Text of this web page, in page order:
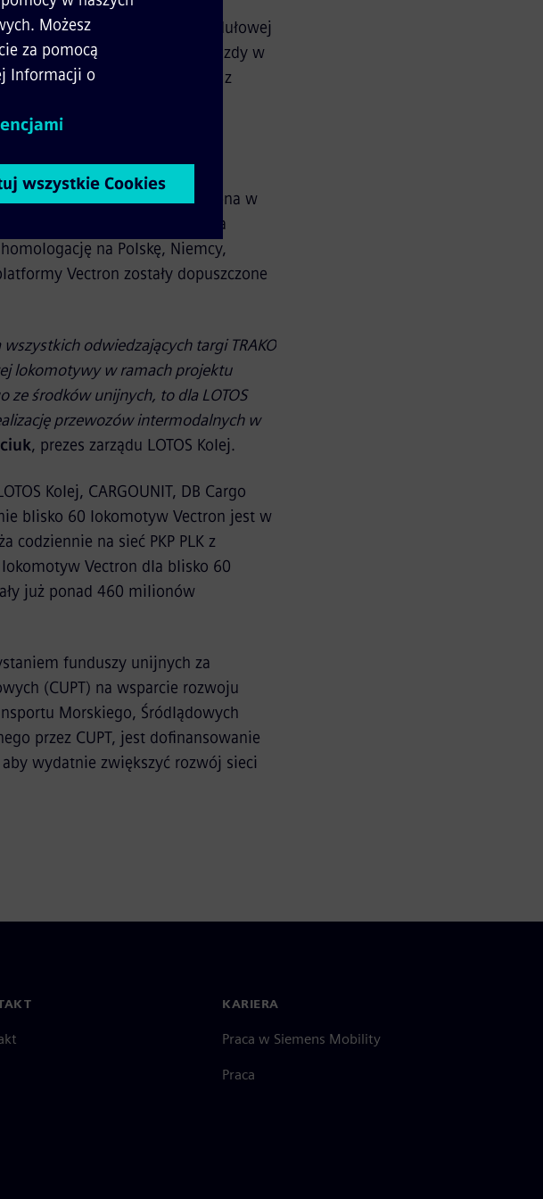
lokomotywy o modułowej
użytkowania i specyfiki jazdy w
Lokomotywa powstawała z
założeniem była
w ruchu krajowym i
Europie.
mocą 6,4 MW, jest wyposażona w
(Baseline 3) oraz rozwija
na Polskę, Niemcy,
Vectron zostały dopuszczone
odwiedzających targi TRAKO
lokomotywy w ramach projektu
ze środków unijnych, to dla LOTOS
przewozów intermodalnych w
, prezes zarządu LOTOS Kolej.
Kolej, CARGOUNIT, DB Cargo
blisko 60 lokomotyw Vectron jest w
codziennie na sieć PKP PLK z
Vectron dla blisko 60
już ponad 460 milionów
funduszy unijnych za
(CUPT) na wsparcie rozwoju
Morskiego, Śródlądowych
przez CUPT, jest dofinansowanie
wydatnie zwiększyć rozwój sieci
KARIERA
Praca w Siemens Mobility
Praca